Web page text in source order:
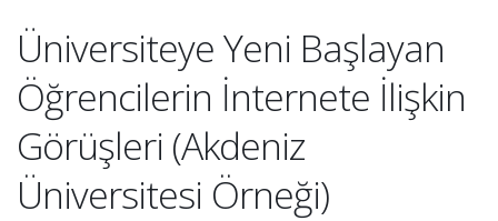
Üniversiteye Yeni Başlayan
Öğrencilerin İnternete İlişkin
Görüşleri (Akdeniz
Üniversitesi Örneği)